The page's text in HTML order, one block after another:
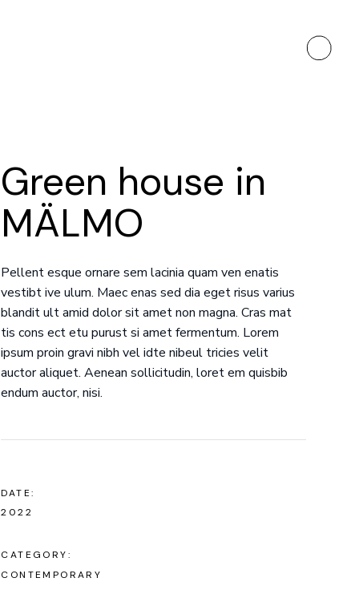
Green house in
MÄLMO
Pellent esque ornare sem lacinia quam ven enatis
vestibt ive ulum. Maec enas sed dia eget risus varius
blandit ult amid dolor sit amet non magna. Cras mat
tis cons ect etu purust si amet fermentum. Lorem
ipsum proin gravi nibh vel idte nibeul tricies velit
auctor aliquet. Aenean sollicitudin, loret em quisbib
endum auctor, nisi.
DATE:
2022
CATEGORY:
CONTEMPORARY